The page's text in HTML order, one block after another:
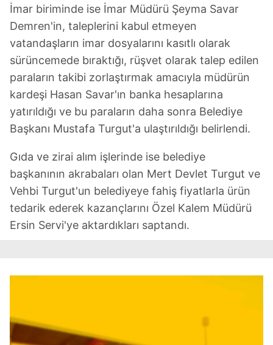
İmar biriminde ise İmar Müdürü Şeyma Savar
Demren'in, taleplerini kabul etmeyen
vatandaşların imar dosyalarını kasıtlı olarak
sürüncemede bıraktığı, rüşvet olarak talep edilen
paraların takibi zorlaştırmak amacıyla müdürün
kardeşi Hasan Savar'ın banka hesaplarına
yatırıldığı ve bu paraların daha sonra Belediye
Başkanı Mustafa Turgut'a ulaştırıldığı belirlendi.
Gıda ve zirai alım işlerinde ise belediye
başkanının akrabaları olan Mert Devlet Turgut ve
Vehbi Turgut'un belediyeye fahiş fiyatlarla ürün
tedarik ederek kazançlarını Özel Kalem Müdürü
Ersin Servi'ye aktardıkları saptandı.